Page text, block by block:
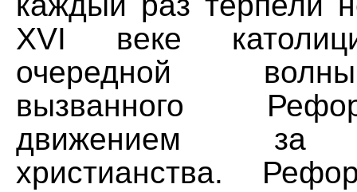
XVI веке
очередной
вызванного
движением за
христианства.